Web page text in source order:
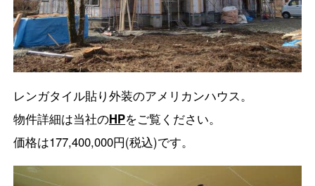
レンガタイル貼り外装のアメリカンハウス。
物件詳細は当社のHPをご覧ください。
価格は177,400,000円(税込)です。